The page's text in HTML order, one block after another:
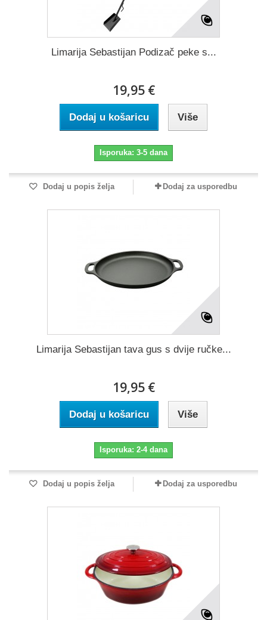
Limarija Sebastijan Podizač peke s...
19,95 €
Dodaj u košaricu Više
Isporuka: 3-5 dana
Dodaj u popis želja Dodaj za usporedbu
Limarija Sebastijan tava gus s dvije ručke...
19,95 €
Dodaj u košaricu Više
Isporuka: 2-4 dana
Dodaj u popis želja Dodaj za usporedbu